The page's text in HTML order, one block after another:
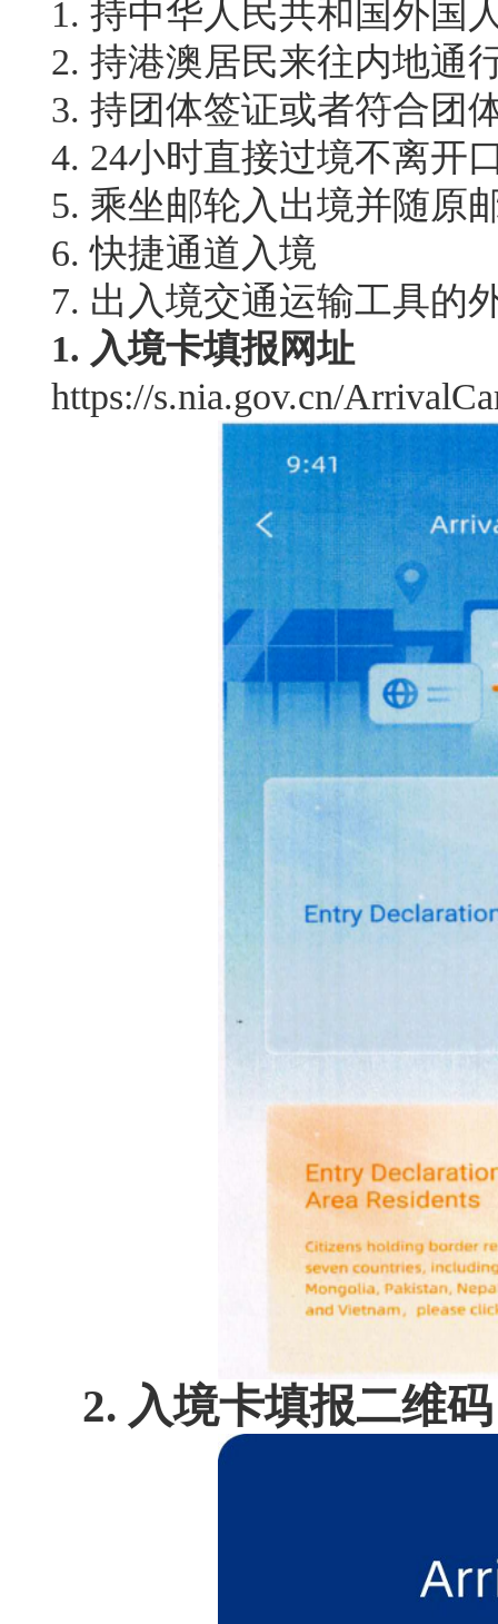
1. 持中华人民共和国外国
2. 持港澳居民来往内地通
3. 持团体签证或者符合团
4. 24小时直接过境不离开
5. 乘坐邮轮入出境并随原
6. 快捷通道入境
7. 出入境交通运输工具的
1. 入境卡填报网址
https://s.nia.gov.cn/
2. 入境卡填报二维码